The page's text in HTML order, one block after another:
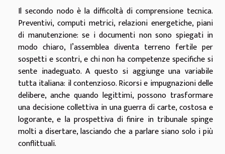
Il secondo nodo è la difficoltà di comprensione tecnica.
Preventivi, computi metrici, relazioni energetiche, piani
di manutenzione: se i documenti non sono spiegati in
modo chiaro, l’assemblea diventa terreno fertile per
sospetti e scontri, e chi non ha competenze specifiche si
sente inadeguato. A questo si aggiunge una variabile
tutta italiana: il contenzioso. Ricorsi e impugnazioni delle
delibere, anche quando legittimi, possono trasformare
una decisione collettiva in una guerra di carte, costosa e
logorante, e la prospettiva di finire in tribunale spinge
molti a disertare, lasciando che a parlare siano solo i più
conflittuali.